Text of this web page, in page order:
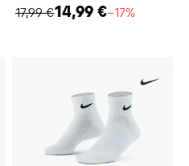
17,99 €14,99 €−17%